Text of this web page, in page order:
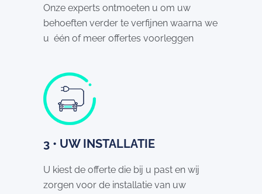
Onze experts ontmoeten u om uw
behoeften verder te verfijnen waarna we
u één of meer offertes voorleggen
3 • UW INSTALLATIE
U kiest de offerte die bij u past en wij
zorgen voor de installatie van uw